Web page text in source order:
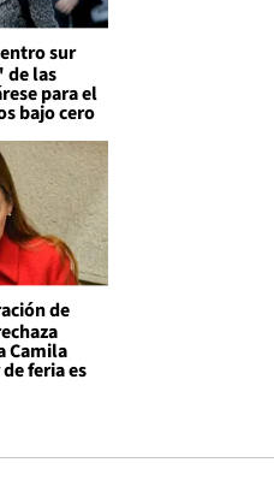
sur
de las
para el
bajo cero
de
Camila
feria es